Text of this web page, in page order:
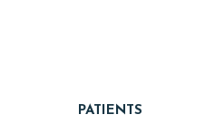
PATIENTS